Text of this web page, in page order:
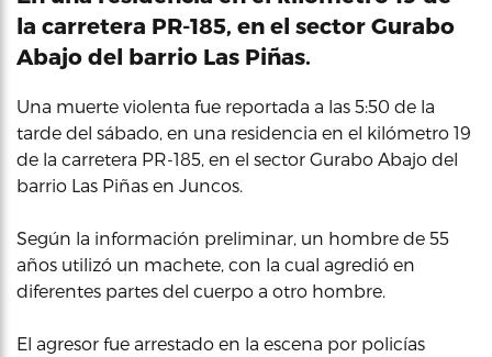
la carretera PR-185, en el sector Gurabo
Abajo del barrio Las Piñas.
Una muerte violenta fue reportada a las 5:50 de la
tarde del sábado, en una residencia en el kilómetro 19
de la carretera PR-185, en el sector Gurabo Abajo del
barrio Las Piñas en Juncos.
Según la información preliminar, un hombre de 55
años utilizó un machete, con la cual agredió en
diferentes partes del cuerpo a otro hombre.
El agresor fue arrestado en la escena por policías